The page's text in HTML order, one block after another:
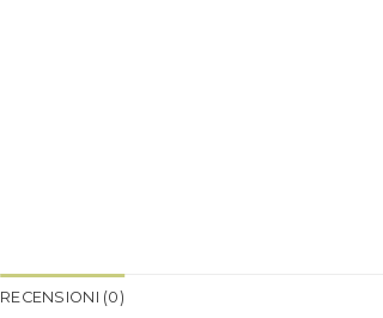
RECENSIONI (0)